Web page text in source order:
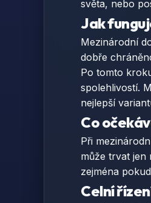
světa, nebo
Jak
Mezinárodní
dobře
Po tomto
spolehlivostí.
nejlepší
Co
Při
může trvat jen
zejména
Celní